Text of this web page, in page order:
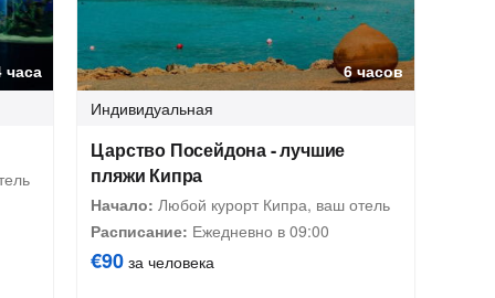
часа
6 часов
Индивидуальная
Царство Посейдона - лучшие
пляжи Кипра
Начало: Любой курорт Кипра, ваш отель
Расписание: Ежедневно в 09:00
€90 за человека